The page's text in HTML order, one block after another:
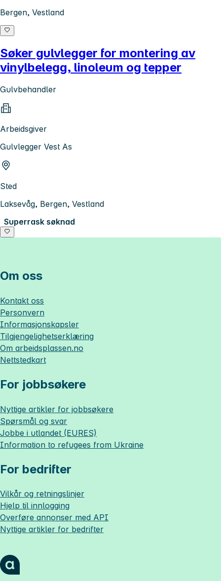
Bergen, Vestland
Søker gulvlegger for montering av
vinylbelegg, linoleum og tepper
Gulvbehandler
Arbeidsgiver
Gulvlegger Vest As
Sted
Laksevåg, Bergen, Vestland
Superrask søknad
Om oss
Kontakt oss
Personvern
Informasjonskapsler
Tilgjengelighetserklæring
Om arbeidsplassen.no
Nettstedkart
For jobbsøkere
Nyttige artikler for jobbsøkere
Spørsmål og svar
Jobbe i utlandet (EURES)
Information to refugees from Ukraine
For bedrifter
Vilkår og retningslinjer
Hjelp til innlogging
Overføre annonser med API
Nyttige artikler for bedrifter